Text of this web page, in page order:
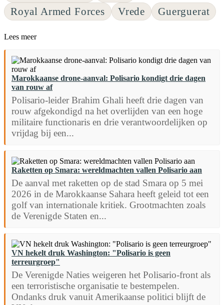
Royal Armed Forces
Vrede Guerguerat
Lees meer
Marokkaanse drone-aanval: Polisario kondigt drie dagen
van rouw af
Polisario-leider Brahim Ghali heeft drie dagen van
rouw afgekondigd na het overlijden van een hoge
militaire functionaris en drie verantwoordelijken op
vrijdag bij een...
Raketten op Smara: wereldmachten vallen Polisario aan
De aanval met raketten op de stad Smara op 5 mei
2026 in de Marokkaanse Sahara heeft geleid tot een
golf van internationale kritiek. Grootmachten zoals
de Verenigde Staten en...
VN hekelt druk Washington: "Polisario is geen
terreurgroep"
De Verenigde Naties weigeren het Polisario-front als
een terroristische organisatie te bestempelen.
Ondanks druk vanuit Amerikaanse politici blijft de